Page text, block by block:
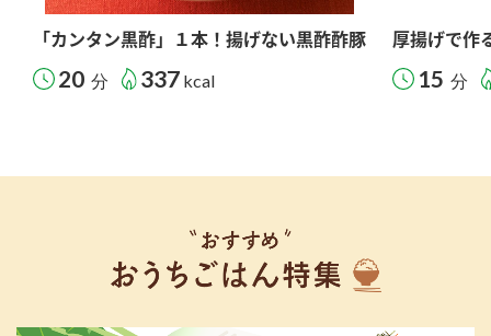
「カンタン黒酢」１本！揚げない黒酢酢豚
20 分 337 kcal
厚揚げで作
15 分